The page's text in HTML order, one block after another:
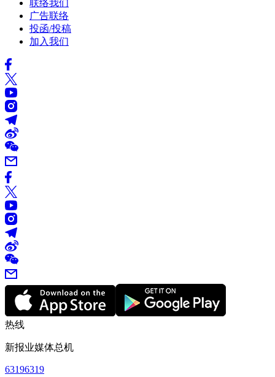
联络我们
广告联络
投函/投稿
加入我们
热线
新报业媒体总机
63196319